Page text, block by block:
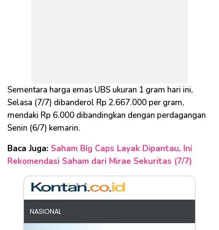
Sementara harga emas UBS ukuran 1 gram hari ini,
Selasa (7/7) dibanderol Rp 2.667.000 per gram,
mendaki Rp 6.000 dibandingkan dengan perdagangan
Senin (6/7) kemarin.
Baca Juga: Saham Big Caps Layak Dipantau, Ini
Rekomendasi Saham dari Mirae Sekuritas (7/7)
NASIONAL